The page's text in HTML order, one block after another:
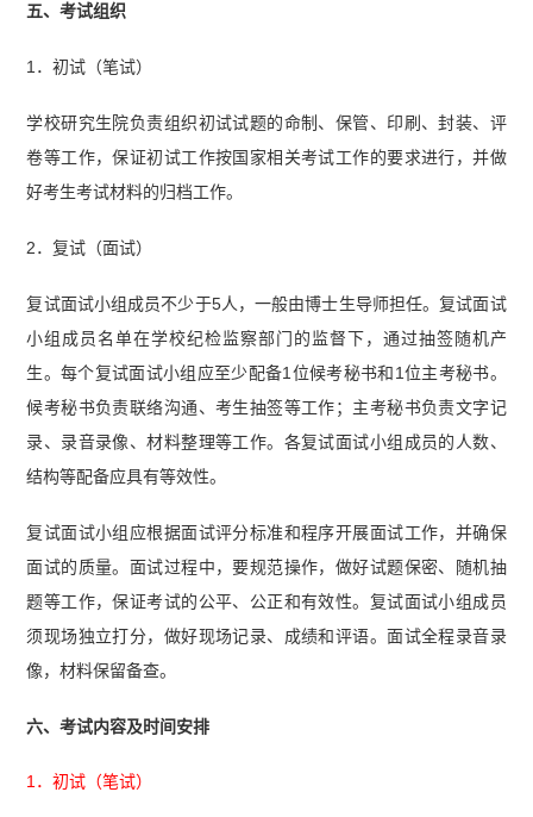
五、考试组织
1．初试（笔试）
学校研究生院负责组织初试试题的命制、保管、印刷、封装、评
卷等工作，保证初试工作按国家相关考试工作的要求进行，并做
好考生考试材料的归档工作。
2．复试（面试）
复试面试小组成员不少于5人，一般由博士生导师担任。复试面试
小组成员名单在学校纪检监察部门的监督下，通过抽签随机产
生。每个复试面试小组应至少配备1位候考秘书和1位主考秘书。
候考秘书负责联络沟通、考生抽签等工作；主考秘书负责文字记
录、录音录像、材料整理等工作。各复试面试小组成员的人数、
结构等配备应具有等效性。
复试面试小组应根据面试评分标准和程序开展面试工作，并确保
面试的质量。面试过程中，要规范操作，做好试题保密、随机抽
题等工作，保证考试的公平、公正和有效性。复试面试小组成员
须现场独立打分，做好现场记录、成绩和评语。面试全程录音录
像，材料保留备查。
六、考试内容及时间安排
1．初试（笔试）